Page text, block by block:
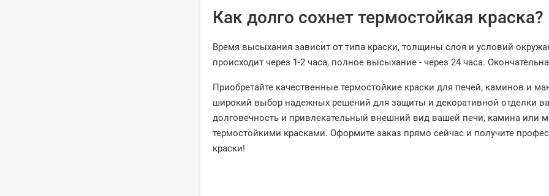
Как долго сохнет термостойкая краска?
Время высыхания зависит от типа краски, толщины слоя и условий
происходит через 1-2 часа, полное высыхание - через 24 часа.
Приобретайте качественные термостойкие краски для печей, каминов и
широкий выбор надежных решений для защиты и декоративной отделки
долговечность и привлекательный внешний вид вашей печи, камина или
термостойкими красками. Оформите заказ прямо сейчас и получите
краски!